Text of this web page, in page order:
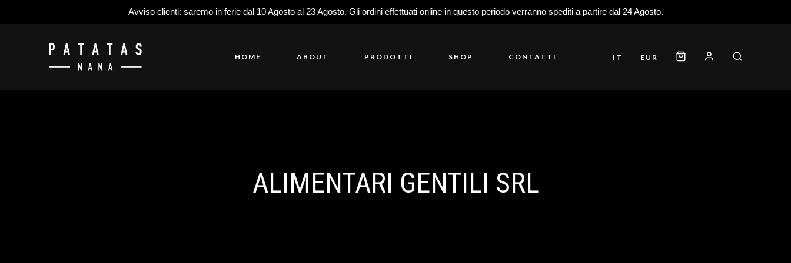
Avviso clienti: saremo in ferie dal 10 Agosto al 23 Agosto. Gli ordini effettuati online in questo periodo verranno spediti a partire dal 24 Agosto.
HOME ABOUT PRODOTTI SHOP CONTATTI IT EUR
ALIMENTARI GENTILI SRL